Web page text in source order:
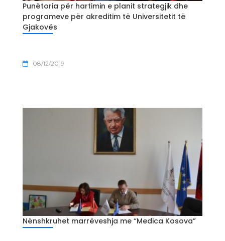
Punëtoria për hartimin e planit strategjik dhe
programeve për akreditim të Universitetit të
Gjakovës
08/12/2019
Nënshkruhet marrëveshja me “Medica Kosova”